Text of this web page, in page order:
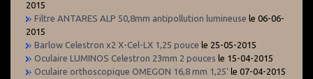
2015
Filtre ANTARES ALP 50,8mm antipollution lumineuse le 06-06-
2015
Barlow Celestron x2 X-Cel-LX 1,25 pouce le 25-05-2015
Oculaire LUMINOS Celestron 23mm 2 pouces le 15-04-2015
Oculaire orthoscopique OMEGON 16,8 mm 1,25' le 07-04-2015